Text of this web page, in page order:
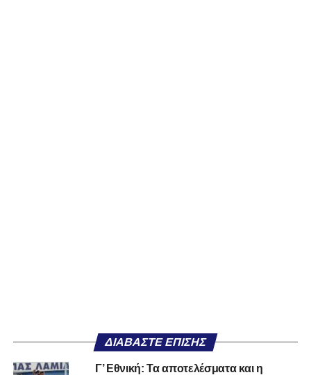
ΔΙΑΒΆΣΤΕ ΕΠΊΣΗΣ
Γ’ Εθνική: Τα αποτελέσματα και η